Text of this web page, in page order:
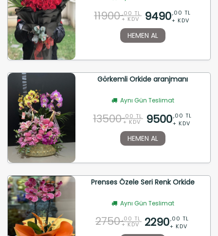
11900 ,00 TL
+ KDV 9490,00 TL
+ KDV
HEMEN AL
Görkemli Orkide aranjmanı
Aynı Gün Teslimat
13500 ,00 TL
+ KDV 9500,00 TL
+ KDV
HEMEN AL
Prenses Özele Seri Renk Orkide
Aynı Gün Teslimat
2750 ,00 TL
+ KDV 2290,00 TL
+ KDV